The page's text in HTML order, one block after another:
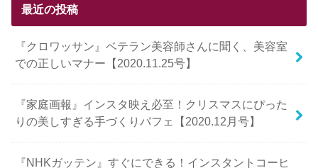
最近の投稿
『クロワッサン』ベテラン美容師さんに聞く、美容室
での正しいマナー【2020.11.25号】
『家庭画報』インスタ映え必至！クリスマスにぴった
りの美しすぎる手づくりパフェ【2020.12月号】
『NHKガッテン』すぐにできる！インスタントコーヒ